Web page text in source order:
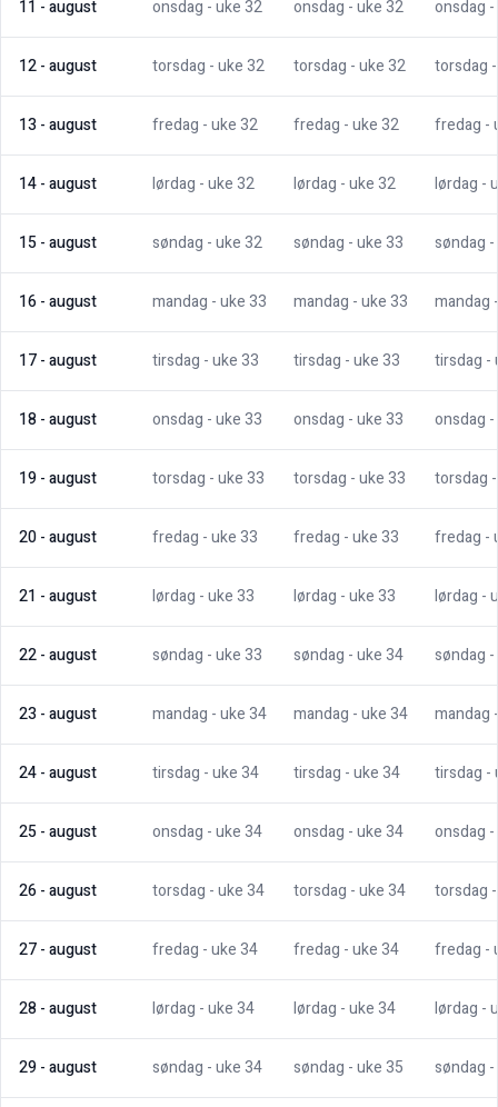
11 -august onsdag - uke32 onsdag - uke32 onsdag
12-august torsdag - uke32 torsdag - uke32 torsdag
13 -august fredag - uke32 fredag - uke32 fredag -
14-august lørdag - uke32 lørdag - uke32 lørdag -
15-august søndag - uke32 søndag - uke33 søndag
16-august mandag - uke33 mandag - uke33 mandag
17-august tirsdag - uke33 tirsdag - uke33 tirsdag -
18-august onsdag - uke33 onsdag - uke33 onsdag
19-august torsdag - uke33 torsdag - uke33 torsdag
20-august fredag - uke33 fredag - uke33 fredag -
21 -august lørdag - uke33 lørdag - uke33 lørdag -
22-august søndag - uke33 søndag - uke34 søndag
23 -august mandag - uke34 mandag - uke34 mandag
24-august tirsdag - uke34 tirsdag - uke34 tirsdag -
25-august onsdag - uke34 onsdag - uke34 onsdag
26-august torsdag - uke34 torsdag - uke34 torsdag
27-august fredag - uke34 fredag - uke34 fredag -
28-august lørdag - uke34 lørdag - uke34 lørdag -
29-august søndag - uke34 søndag - uke35 søndag